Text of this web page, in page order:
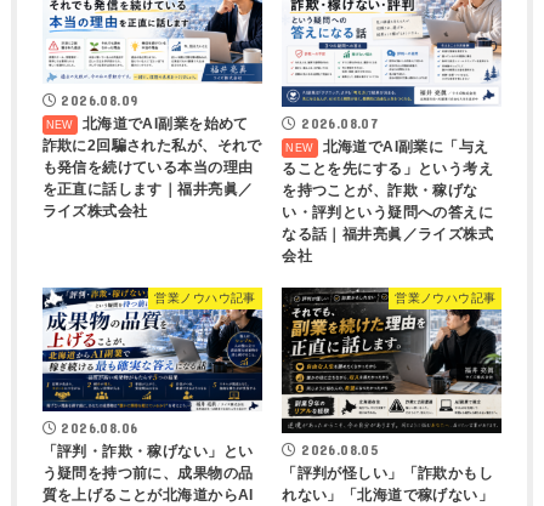
2026.08.09
北海道でAI副業を始めて
詐欺に2回騙された私が、それで
も発信を続けている本当の理由
を正直に話します｜福井亮眞／
ライズ株式会社
2026.08.07
北海道でAI副業に「与え
ることを先にする」という考え
を持つことが、詐欺・稼げな
い・評判という疑問への答えに
なる話｜福井亮眞／ライズ株式
会社
営業ノウハウ記事
2026.08.06
「評判・詐欺・稼げない」とい
う疑問を持つ前に、成果物の品
質を上げることが北海道からAI
営業ノウハウ記事
2026.08.05
「評判が怪しい」「詐欺かもし
れない」「北海道で稼げない」